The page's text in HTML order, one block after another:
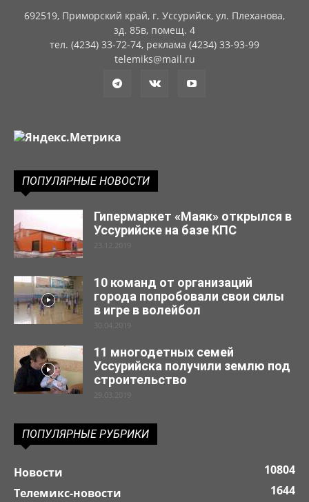
692519, Приморский край, г. Уссурийск, ул. Плеханова,
зд. 85в, помещ. 4
тел. (4234) 33-72-74, реклама (4234) 33-93-99
telemiks@mail.ru
ПОПУЛЯРНЫЕ НОВОСТИ
Гипермаркет «Маяк» открылся в
Уссурийске на базе КПС
23.12.2019
10 команд от организаций
города попробовали свои силы
в игре в волейбол
30.04.2019
11 многодетных семей
Уссурийска получили землю под
строительство
29.03.2019
ПОПУЛЯРНЫЕ РУБРИКИ
Новости
10804
Телемикс-новости
1644